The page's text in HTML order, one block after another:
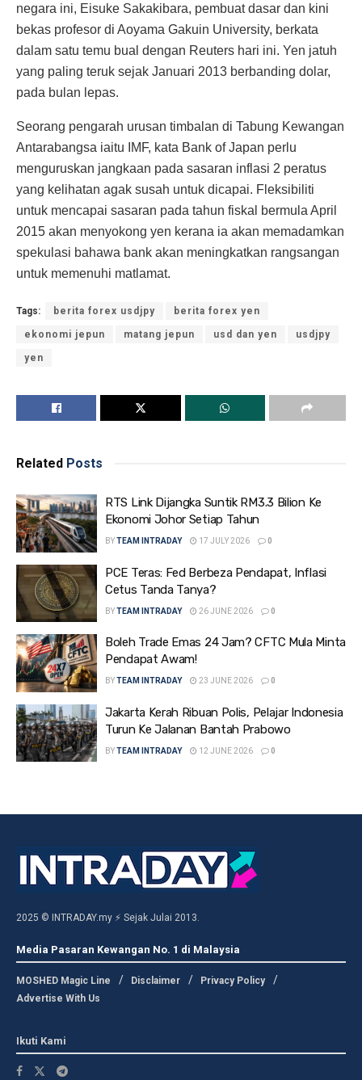
negara ini, Eisuke Sakakibara, pembuat dasar dan kini
bekas profesor di Aoyama Gakuin University, berkata
dalam satu temu bual dengan Reuters hari ini. Yen jatuh
yang paling teruk sejak Januari 2013 berbanding dolar,
pada bulan lepas.
Seorang pengarah urusan timbalan di Tabung Kewangan
Antarabangsa iaitu IMF, kata Bank of Japan perlu
menguruskan jangkaan pada sasaran inflasi 2 peratus
yang kelihatan agak susah untuk dicapai. Fleksibiliti
untuk mencapai sasaran pada tahun fiskal bermula April
2015 akan menyokong yen kerana ia akan memadamkan
spekulasi bahawa bank akan meningkatkan rangsangan
untuk memenuhi matlamat.
Tags: berita forex usdjpy berita forex yen
ekonomi jepun matang jepun usd dan yen usdjpy
yen
Related Posts
RTS Link Dijangka Suntik RM3.3 Bilion Ke
Ekonomi Johor Setiap Tahun
BY TEAM INTRADAY 17 JULY 2026 0
PCE Teras: Fed Berbeza Pendapat, Inflasi
Cetus Tanda Tanya?
BYTEAM INTRADAY 26 JUNE 2026 0
Boleh Trade Emas 24 Jam? CFTC Mula Minta
Pendapat Awam!
BY TEAM INTRADAY 23 JUNE 2026 0
Jakarta Kerah Ribuan Polis, Pelajar Indonesia
Turun Ke Jalanan Bantah Prabowo
BYTEAM INTRADAY 12 JUNE 2026 0
2025 © INTRADAY.my ⚡ Sejak Julai 2013.
Media Pasaran Kewangan No. 1 di Malaysia
MOSHED Magic Line Disclaimer
Privacy Policy
Advertise With Us
Ikuti Kami